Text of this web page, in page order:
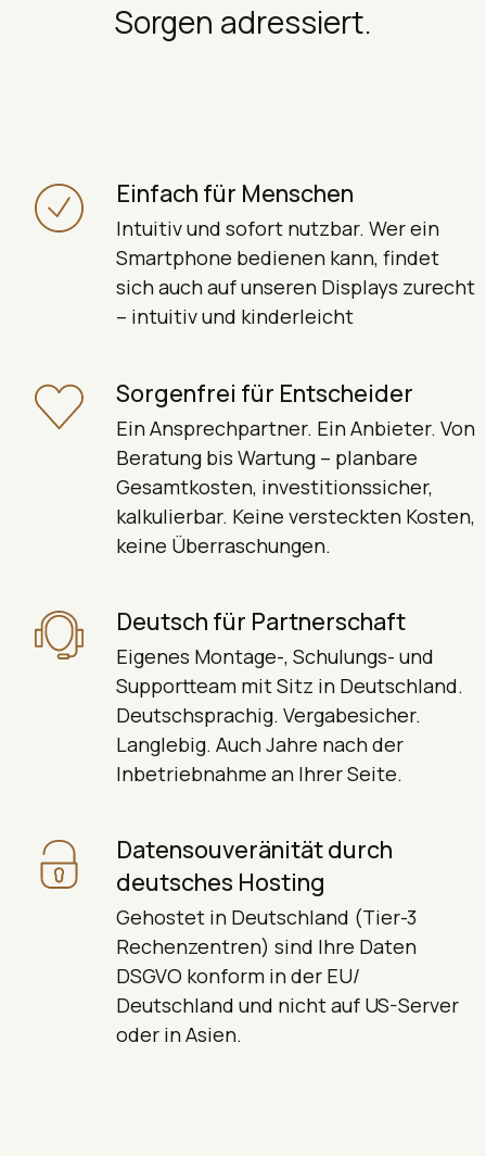
Sorgen adressiert.
Einfach für Menschen
Intuitiv und sofort nutzbar. Wer ein
Smart­phone bedienen kann, findet
sich auch auf unseren Displays zurecht
– intuitiv und kinderleicht
Sorgenfrei für Entscheider
Ein Ansprechpartner. Ein Anbieter. Von
Beratung bis Wartung – planbare
Gesamt­kosten, investitions­sicher,
kalkulierbar. Keine versteckten Kosten,
keine Überraschungen.
Deutsch für Partnerschaft
Eigenes Montage-, Schulungs- und
Supportteam mit Sitz in Deutschland.
Deutschsprachig. Vergabesicher.
Langlebig. Auch Jahre nach der
Inbetriebnahme an Ihrer Seite.
Datensouveränität durch
deutsches Hosting
Gehostet in Deutschland (Tier-3
Rechenzentren) sind Ihre Daten
DSGVO konform in der EU/
Deutschland und nicht auf US-Server
oder in Asien.